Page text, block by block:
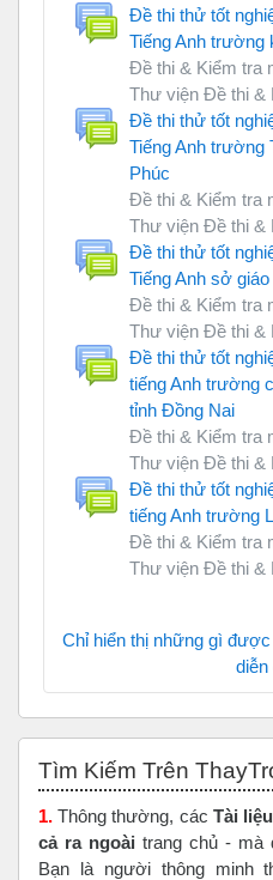
Đề thi thử tốt
Tiếng Anh trường
Đề thi & Kiểm tra
Thư viện Đề thi &
Đề thi thử tốt
Tiếng Anh trường
Phúc
Đề thi & Kiểm tra
Thư viện Đề thi &
Đề thi thử tốt
Tiếng Anh sở
Đề thi & Kiểm tra
Thư viện Đề thi &
Đề thi thử tốt
tiếng Anh trường
tỉnh Đồng Nai
Đề thi & Kiểm tra
Thư viện Đề thi &
Đề thi thử tốt
tiếng Anh trường
Đề thi & Kiểm tra
Thư viện Đề thi &
Chỉ hiển thị những gì
diễn
Tìm Kiếm Trên
1. Thông thường, các Tài liệu
cả ra ngoài trang chủ - mà
Bạn là người thông minh